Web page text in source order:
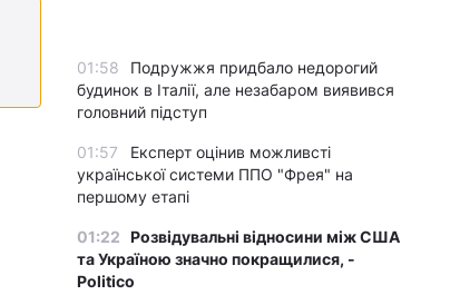
01:58
Подружжя придбало недорогий
будинок в Італії, але незабаром виявився
головний підступ
01:57
Експерт оцінив можливсті
української системи ППО "Фрея" на
першому етапі
01:22 Розвідувальні відносини між США
та Україною значно покращилися, -
Politico